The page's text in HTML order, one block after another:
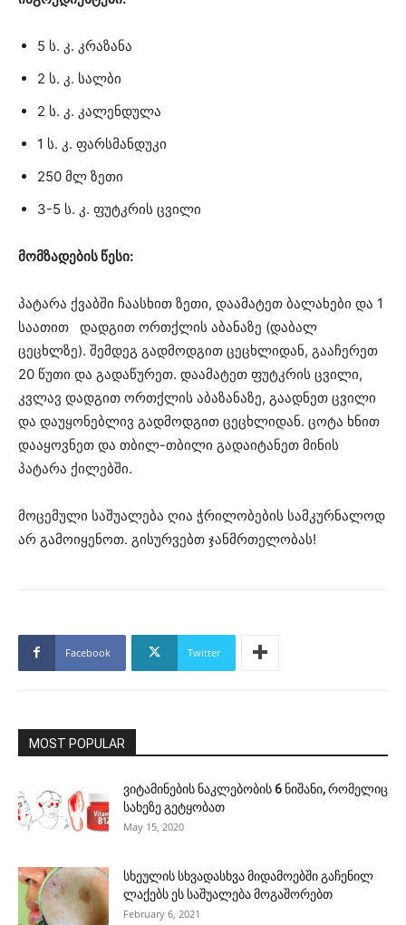
5 ს. კ. კრაზანა
2 ს. კ. სალბი
2 ს. კ. კალენდულა
1 ს. კ. ფარსმანდუკი
250 მლ ზეთი
3-5 ს. კ. ფუტკრის ცვილი
მომზადების წესი:
პატარა ქვაბში ჩაასხით ზეთი, დაამატეთ ბალახები და 1
საათით დადგით ორთქლის აბანაზე (დაბალ
ცეცხლზე). შემდეგ გადმოდგით ცეცხლიდან, გააჩერეთ
20 წუთი და გადაწურეთ. დაამატეთ ფუტკრის ცვილი,
კვლავ დადგით ორთქლის აბაზანაზე, გაადნეთ ცვილი
და დაუყონებლივ გადმოდგით ცეცხლიდან. ცოტა ხნით
დააყოვნეთ და თბილ-თბილი გადაიტანეთ მინის
პატარა ქილებში.
მოცემული საშუალება ღია ჭრილობების სამკურნალოდ
არ გამოიყენოთ. გისურვებთ ჯანმრთელობას!
Facebook Twitter
MOST POPULAR
ვიტამინების ნაკლებობის 6 ნიშანი, რომელიც
სახეზე გეტყობათ
May 15, 2020
სხეულის სხვადასხვა მიდამოებში გაჩენილ
ლაქებს ეს საშუალება მოგაშორებთ
February 6, 2021